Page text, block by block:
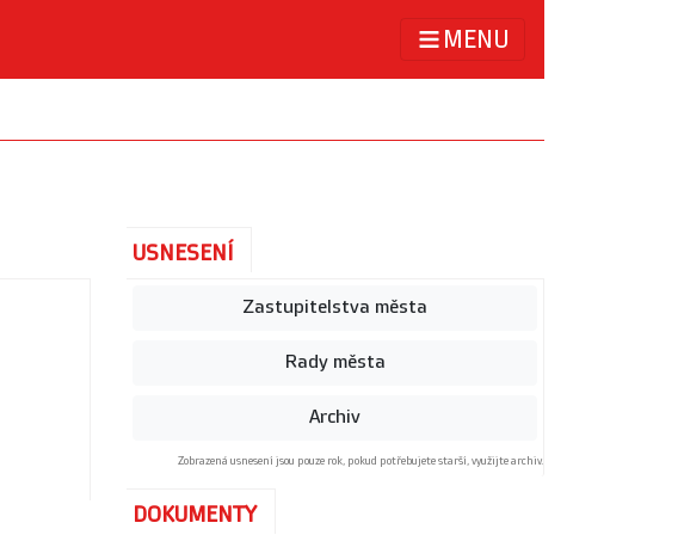
MENU
USNESENÍ
Zastupitelstva města
Rady města
Archiv
Zobrazená usnesení jsou pouze rok, pokud potřebujete starší, využijte archiv.
DOKUMENTY